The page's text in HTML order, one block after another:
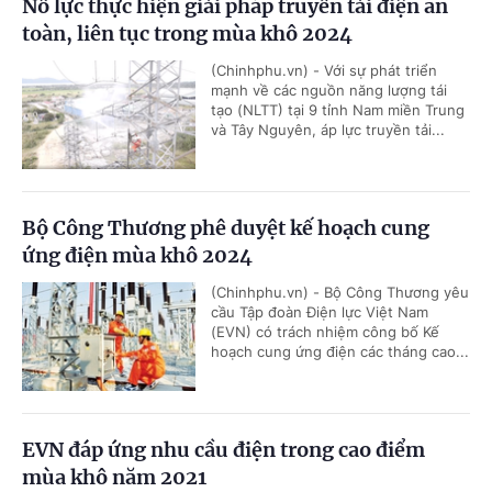
Nỗ lực thực hiện giải pháp truyền tải điện an
toàn, liên tục trong mùa khô 2024
(Chinhphu.vn) - Với sự phát triển
mạnh về các nguồn năng lượng tái
tạo (NLTT) tại 9 tỉnh Nam miền Trung
và Tây Nguyên, áp lực truyền tải...
Bộ Công Thương phê duyệt kế hoạch cung
ứng điện mùa khô 2024
(Chinhphu.vn) - Bộ Công Thương yêu
cầu Tập đoàn Điện lực Việt Nam
(EVN) có trách nhiệm công bố Kế
hoạch cung ứng điện các tháng cao...
EVN đáp ứng nhu cầu điện trong cao điểm
mùa khô năm 2021